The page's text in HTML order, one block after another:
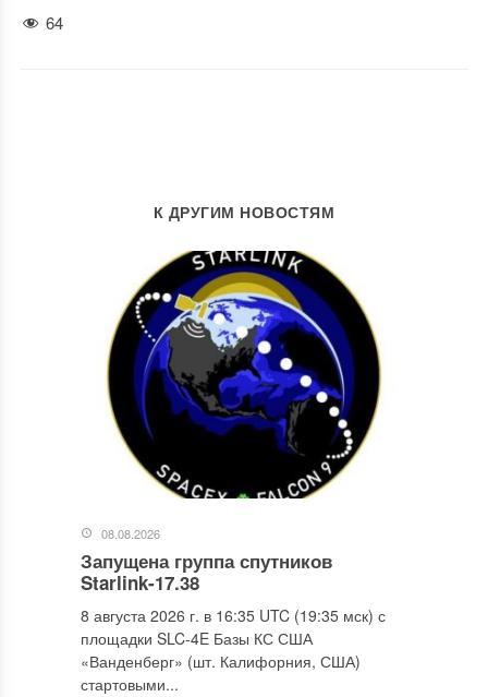
64
К ДРУГИМ НОВОСТЯМ
08.08.2026
Запущена группа спутников
Starlink-17.38
8 августа 2026 г. в 16:35 UTC (19:35 мск) с
площадки SLC-4E Базы КС США
«Ванденберг» (шт. Калифорния, США)
стартовыми...